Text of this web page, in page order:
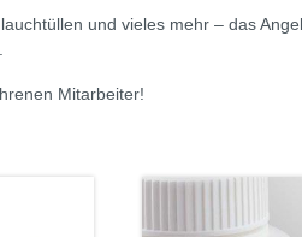
und vieles mehr – das
Mitarbeiter!